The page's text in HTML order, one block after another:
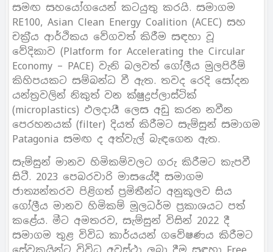
සමඟ සහයෝගයෙන් කටයුතු කරයි. සමාගම
RE100, Asian Clean Energy Coalition (ACEC) සහ
චක‍්‍රීය ආර්ථිකය වේගවත් කිරීම සඳහා වූ
වේදිකාව (Platform for Accelerating the Circular
Economy – PACE) වැනි බලවත් ගෝලීය මුලපිරීම්
කිහිපයකට සම්බන්ධ වී ඇත. තවද රෙදි සෝදන
යන්ත‍්‍රවලින් නිකුත් වන ක්ෂුද්‍රප්ලාස්ටික්
(microplastics) ඵලදායී ලෙස අඩු කරන නවීන
පෙරහනයක් (filter) දියත් කිරීමට සැම්සුන් සමාගම
Patagonia සමඟ ද අත්වැල් බැඳගෙන ඇත.
සැම්සුන් මානව හිමිකම්වලට ගරු කිරීමට කැපවී
සිටී. 2023 පෙබරවාරි මාසයේදී සමාගම
ජාත්‍යන්තරව පිළිගත් ප‍්‍රමිතීන්ට අනුකූලව සිය
ගෝලීය මානව හිමිකම් මූලධර්ම ප‍්‍රකාශයට පත්
කළේය. මීට අමතරව, සැම්සුන් විසින් 2022 දී
සමාගම තුළ විවිධ කාර්යයන් ගවේෂණය කිරීමට